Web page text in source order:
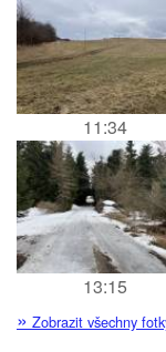
11:34
13:15
» Zobrazit všechny